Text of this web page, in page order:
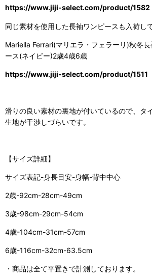
https://www.jiji-select.com/product/1582
同じ素材を使用した長袖ワンピースも入荷し
Mariella Ferrari(マリエラ・フェラーリ)秋冬
ース(ネイビー)2歳4歳6歳
https://www.jiji-select.com/product/1511
滑りの良い素材の裏地が付いているので、タ
生地が干渉しづらいです。
【サイズ詳細】
サイズ表記-身長目安-身幅-背中中心
2歳-92cm-28cm-49cm
3歳-98cm-29cm-54cm
4歳-104cm-31cm-57cm
6歳-116cm-32cm-63.5cm
・商品は全て平置きで計測しております。